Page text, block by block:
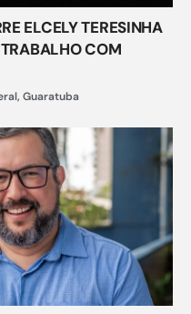
ELCELY TERESINHA
COM
, Guaratuba